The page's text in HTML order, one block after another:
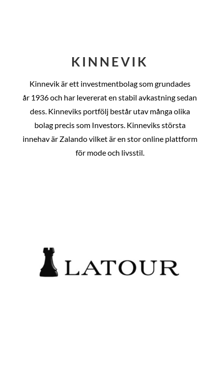
KINNEVIK
Kinnevik är ett investmentbolag som grundades
år 1936 och har levererat en stabil avkastning sedan
dess. Kinneviks portfölj består utav många olika
bolag precis som Investors. Kinneviks största
innehav är Zalando vilket är en stor online plattform
för mode och livsstil.